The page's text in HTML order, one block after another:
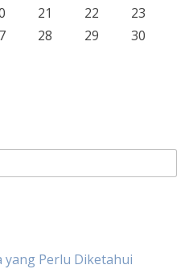
21 22
23
28 29
30
yang Perlu Diketahui